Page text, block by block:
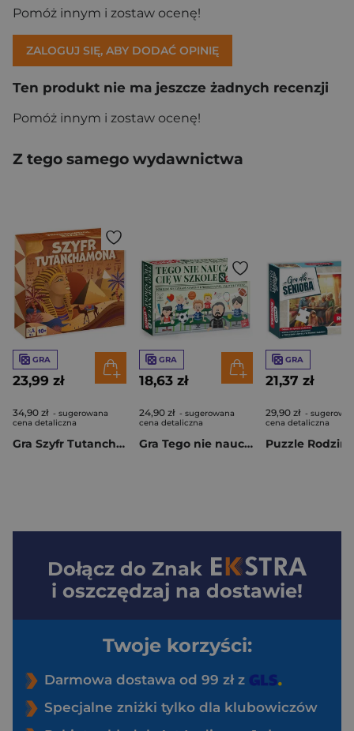
Pomóż innym i zostaw ocenę!
ZALOGUJ SIĘ, ABY DODAĆ OPINIĘ
Ten produkt nie ma jeszcze żadnych recenzji
Pomóż innym i zostaw ocenę!
Z tego samego wydawnictwa
GRA
23,99 zł
34,90 zł - sugerowana
cena detaliczna
Gra Szyfr Tutanchamona
GRA
18,63 zł
24,90 zł - sugerowana
cena detaliczna
Gra Tego nie nauczą Cię w szkole 8 o Sporcie
GRA
21,37 zł
29,90 zł -
cena detaliczna
Dołącz do Znak
i oszczędzaj na dostawie!
Twoje korzyści:
Darmowa dostawa od 99 zł z
Specjalne zniżki tylko dla klubowiczów